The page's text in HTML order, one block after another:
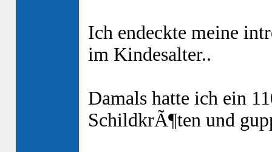
Ich endeckte meine
im Kindesalter..
Damals hatte ich ein
SchildkrÃ¶ten und